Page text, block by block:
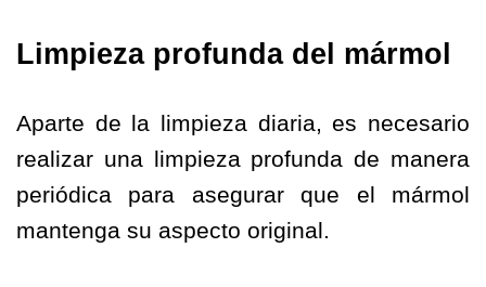
Limpieza profunda del mármol
Aparte de la limpieza diaria, es necesario
realizar una limpieza profunda de manera
periódica para asegurar que el mármol
mantenga su aspecto original.